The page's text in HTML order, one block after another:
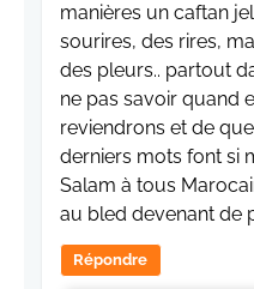
manières un caftan
sourires, des rires,
des pleurs.. partout
ne pas savoir quand
reviendrons et de
derniers mots font si
Salam à tous
au bled devenant de
Répondre